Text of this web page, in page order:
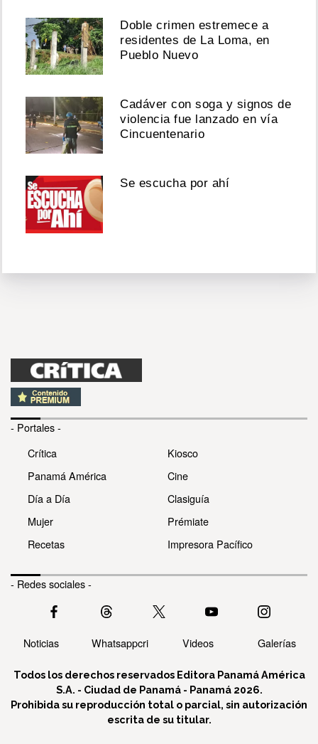
Doble crimen estremece a
residentes de La Loma, en
Pueblo Nuevo
Cadáver con soga y signos de
violencia fue lanzado en vía
Cincuentenario
Se escucha por ahí
- Portales -
Crítica
Panamá América
Día a Día
Mujer
Recetas
Kiosco
Cine
Clasiguía
Prémiate
Impresora Pacífico
- Redes sociales -
Noticias Whatsappcri Videos Galerías
Todos los derechos reservados Editora Panamá América
S.A. - Ciudad de Panamá - Panamá 2026.
Prohibida su reproducción total o parcial, sin autorización
escrita de su titular.